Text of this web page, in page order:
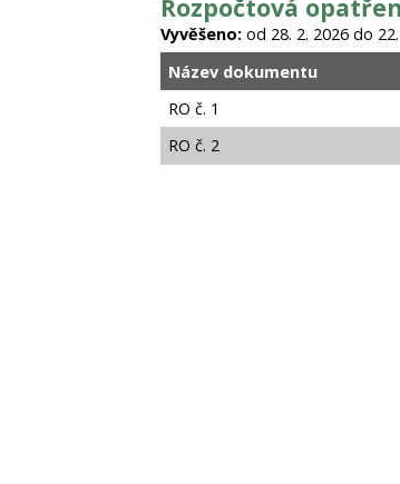
Rozpočtová
Vyvěšeno:od 28. 2. 2026 do
Název dokumentu
RO č. 1
RO č. 2